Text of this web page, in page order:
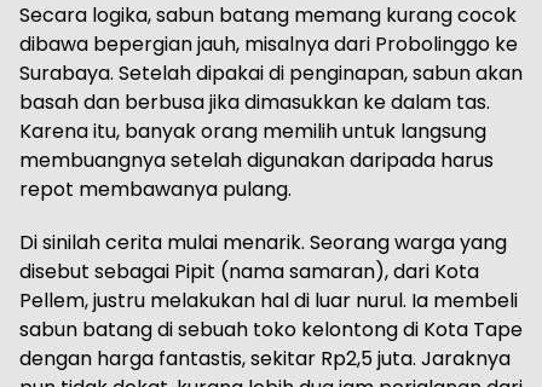
Secara logika, sabun batang memang kurang cocok
dibawa bepergian jauh, misalnya dari Probolinggo ke
Surabaya. Setelah dipakai di penginapan, sabun akan
basah dan berbusa jika dimasukkan ke dalam tas.
Karena itu, banyak orang memilih untuk langsung
membuangnya setelah digunakan daripada harus
repot membawanya pulang.
Di sinilah cerita mulai menarik. Seorang warga yang
disebut sebagai Pipit (nama samaran), dari Kota
Pellem, justru melakukan hal di luar nurul. Ia membeli
sabun batang di sebuah toko kelontong di Kota Tape
dengan harga fantastis, sekitar Rp2,5 juta. Jaraknya